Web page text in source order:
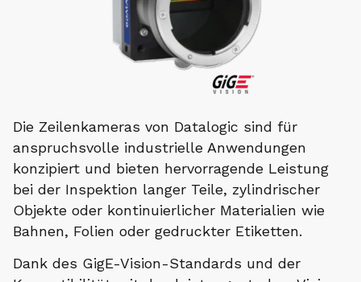
Die Zeilenkameras von Datalogic sind für
anspruchsvolle industrielle Anwendungen
konzipiert und bieten hervorragende Leistung
bei der Inspektion langer Teile, zylindrischer
Objekte oder kontinuierlicher Materialien wie
Bahnen, Folien oder gedruckter Etiketten.
Dank des GigE-Vision-Standards und der